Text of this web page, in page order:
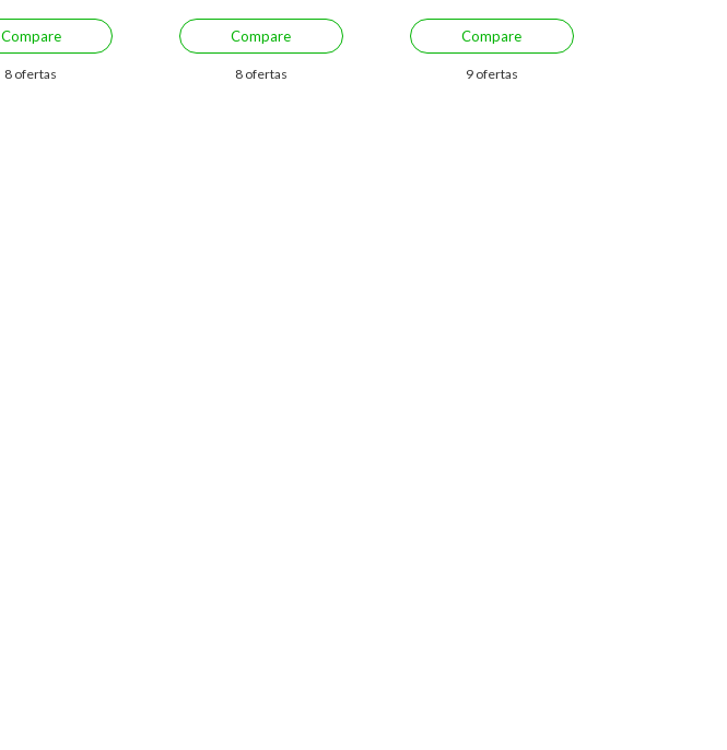
Compare
8 ofertas
Compare
8 ofertas
Compare
9 ofertas